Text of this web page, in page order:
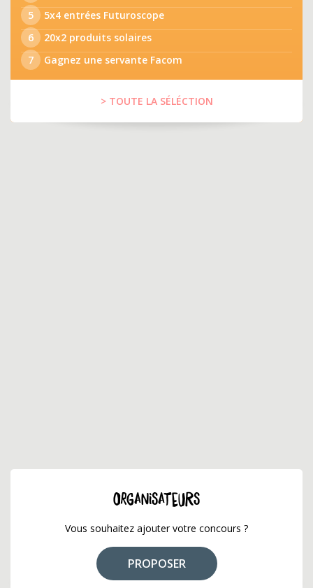
5
5x4 entrées Futuroscope
6
20x2 produits solaires
7
Gagnez une servante Facom
> TOUTE LA SÉLÉCTION
ORGANISATEURS
Vous souhaitez ajouter votre concours ?
PROPOSER